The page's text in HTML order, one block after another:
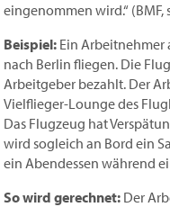
eingenommen wird.“ (BMF,
Beispiel: Ein Arbeitnehmer
nach Berlin fliegen. Die
Arbeitgeber bezahlt. Der
Vielflieger-Lounge des
Das Flugzeug hat
wird sogleich an Bord ein
ein Abendessen während
So wird gerechnet: Der